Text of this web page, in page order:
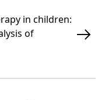
in children:
of